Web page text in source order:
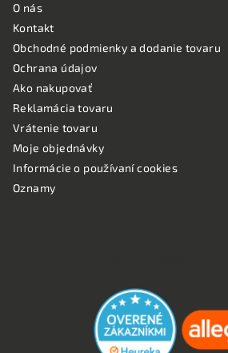
O nás
Kontakt
Obchodné podmienky a dodanie tovaru
Ochrana údajov
Ako nakupovať
Reklamácia tovaru
Vrátenie tovaru
Moje objednávky
Informácie o používaní cookies
Oznamy